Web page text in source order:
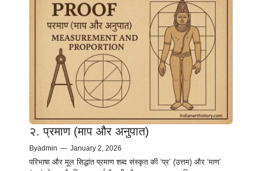
२. प्रमाण (माप और अनुपात)
Byadmin — January 2, 2026
परिभाषा और मूल सिद्धांत प्रमाण शब्द संस्कृत की ‘प्र’ (उत्तम) और ‘माण’